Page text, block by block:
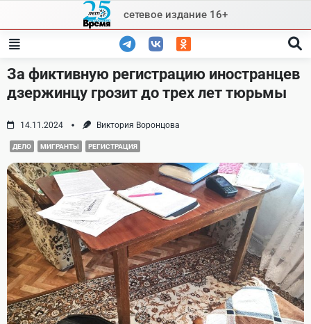
content
сетевое издание 16+
За фиктивную регистрацию иностранцев
дзержинцу грозит до трех лет тюрьмы
14.11.2024 Виктория Воронцова
ДЕЛО МИГРАНТЫ РЕГИСТРАЦИЯ